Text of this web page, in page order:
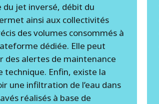
jet inversé, débit du
ainsi aux collectivités
des volumes consommés à
dédiée. Elle peut
des alertes de maintenance
technique. Enfin, existe la
une infiltration de l’eau dans
réalisés à base de